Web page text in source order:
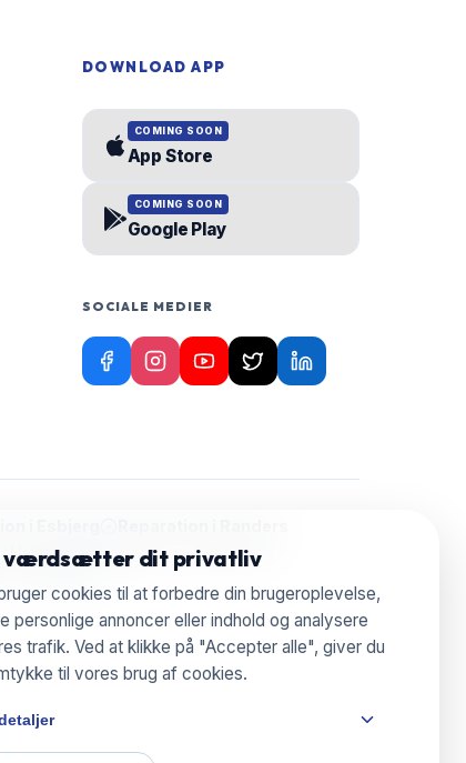
værdsætter dit privatliv
cookies til at forbedre din brugeroplevelse,
personlige annoncer eller indhold og analysere
trafik. Ved at klikke på "Accepter alle", giver du
til vores brug af cookies.
DOWNLOAD APP
COMING SOON
App Store
COMING SOON
Google Play
SOCIALE MEDIER
i Herning Reparation iSilkeborg
i